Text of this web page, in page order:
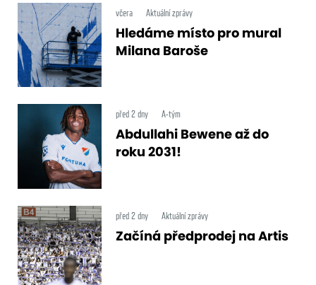
včera Aktuální zprávy
Hledáme místo pro mural
Milana Baroše
před 2 dny A-tým
Abdullahi Bewene až do
roku 2031!
před 2 dny Aktuální zprávy
Začíná předprodej na Artis